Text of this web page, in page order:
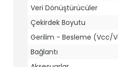
Veri Dönüştürücüler
Çekirdek Boyutu
Gerilim - Besleme (Vcc/
Bağlantı